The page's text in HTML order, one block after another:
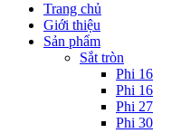
Trang chủ
Giới thiệu
Sản phẩm
Sắt tròn
Phi 16
Phi 16
Phi 27
Phi 30